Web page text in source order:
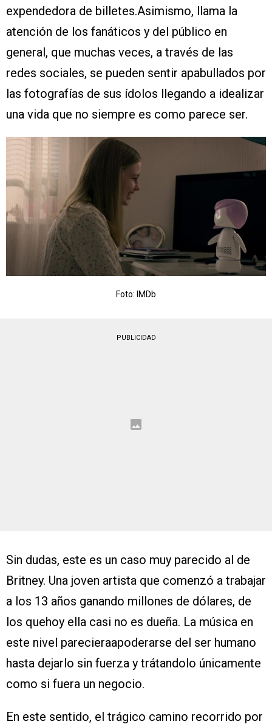
expendedora de billetes.Asimismo, llama la
atención de los fanáticos y del público en
general, que muchas veces, a través de las
redes sociales, se pueden sentir apabullados por
las fotografías de sus ídolos llegando a idealizar
una vida que no siempre es como parece ser.
Foto: IMDb
PUBLICIDAD
Sin dudas, este es un caso muy parecido al de
Britney. Una joven artista que comenzó a trabajar
a los 13 años ganando millones de dólares, de
los quehoy ella casi no es dueña. La música en
este nivel parecieraapoderarse del ser humano
hasta dejarlo sin fuerza y trátandolo únicamente
como si fuera un negocio.
En este sentido, el trágico camino recorrido por